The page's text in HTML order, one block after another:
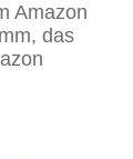
Amazon
das